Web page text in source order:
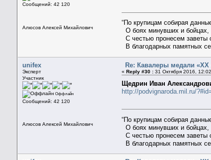
Сообщений: 42 120
Алюсов Алексей Михайлович
“По крупицам собирая
О боях минувших и бойцах,
С честью пронесем заветы
В благодарных памятных
unifex
Эксперт
Участник
Оффлайн
Сообщений: 42 120
Алюсов Алексей Михайлович
Re: Кавалеры медали
«Reply #30 : 31 Октября 2016,
Щедрин Иван
http://podvignaroda.mil.ru/
“По крупицам собирая
О боях минувших и бойцах,
С честью пронесем заветы
В благодарных памятных